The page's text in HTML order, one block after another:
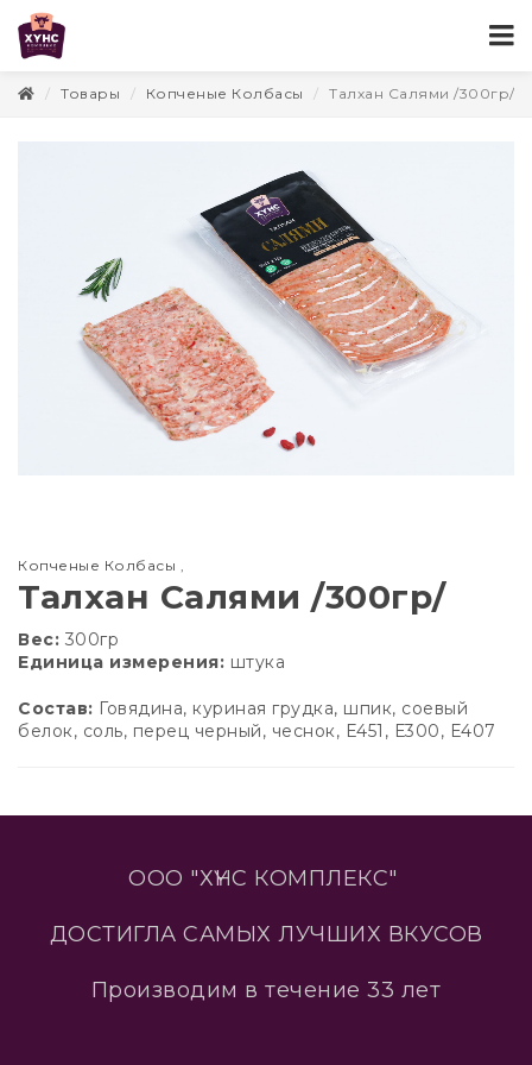
Товары Копченые Колбасы Талхан Салями /300гр/
Копченые Колбасы ,
Талхан Салями /300гр/
Вес: 300гр
Единица измерения: штука
Состав: Говядина, куриная грудка, шпик, соевый
белок, соль, перец черный, чеснок, Е451, Е300, Е407
ООО "ХҮНС КОМПЛЕКС"
ДОСТИГЛА САМЫХ ЛУЧШИХ ВКУСОВ
Производим в течение 33 лет